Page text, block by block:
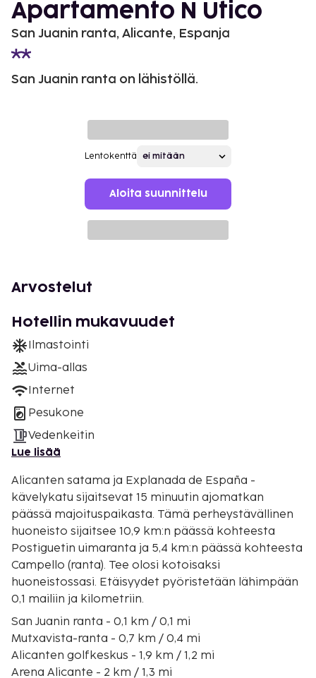
Apartamento N Utico
San Juanin ranta, Alicante, Espanja
San Juanin ranta on lähistöllä.
Lentokenttä
Aloita suunnittelu
Arvostelut
Hotellin mukavuudet
Ilmastointi
Uima-allas
Internet
Pesukone
Vedenkeitin
Lue lisää
Alicanten satama ja Explanada de España -
kävelykatu sijaitsevat 15 minuutin ajomatkan
päässä majoituspaikasta. Tämä perheystävällinen
huoneisto sijaitsee 10,9 km:n päässä kohteesta
Postiguetin uimaranta ja 5,4 km:n päässä kohteesta
Campello (ranta). Tee olosi kotoisaksi
huoneistossasi. Etäisyydet pyöristetään lähimpään
0,1 mailiin ja kilometriin.
San Juanin ranta - 0,1 km / 0,1 mi
Mutxavista-ranta - 0,7 km / 0,4 mi
Alicanten golfkeskus - 1,9 km / 1,2 mi
Arena Alicante - 2 km / 1,3 mi